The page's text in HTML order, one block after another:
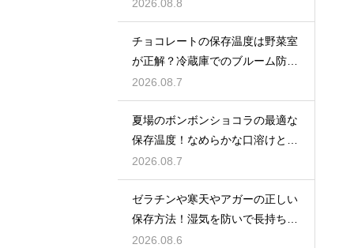
2026.08.8
チョコレートの保存温度は野菜室
が正解？冷蔵庫でのブルーム防止
策
2026.08.7
夏場のボンボンショコラの最適な
保存温度！なめらかな口溶けと美
しいツヤを保つための管理方法
2026.08.7
ゼラチンや寒天やアガーの正しい
保存方法！湿気を防いで長持ちさ
せるコツ
2026.08.6